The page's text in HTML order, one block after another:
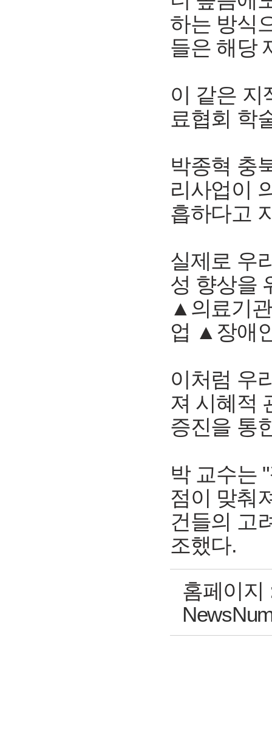
하는 방식
들은 해당
이 같은 지
료협회 학
박종혁 충
리사업이
흡하다고
실제로 우
성 향상을
▲의료기
업 ▲장애
이처럼 우
져 시혜적
증진을 통
박 교수는
점이 맞춰
건들의 고
조했다.
홈페이